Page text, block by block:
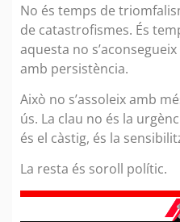
No és temps de
de catastrofismes. És
aquesta no
amb persistència.
Això no s’assoleix amb
ús. La clau no és la
és el càstig, és la
La resta és soroll polític.